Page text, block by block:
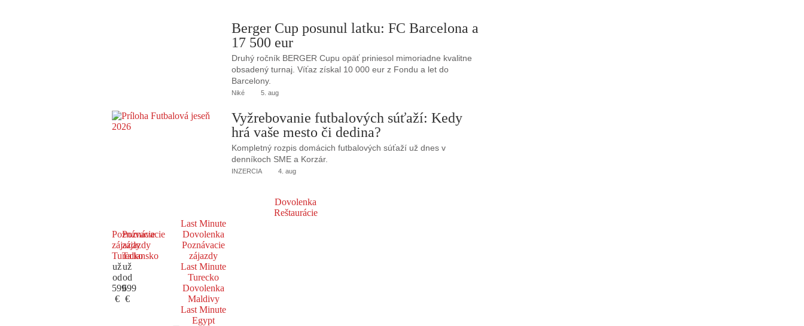
Berger Cup posunul latku: FC Barcelona a
17 500 eur
Druhý ročník BERGER Cupu opäť priniesol mimoriadne kvalitne
obsadený turnaj. Víťaz získal 10 000 eur z Fondu a let do
Barcelony.
Niké 5. aug
Vyžrebovanie futbalových súťaží: Kedy
hrá vaše mesto či dedina?
Kompletný rozpis domácich futbalových súťaží už dnes v
denníkoch SME a Korzár.
INZERCIA 4. aug
Dovolenka
Reštaurácie
Poznávacie
zájazdy
Turecko
už
od
599
€
Poznávacie
zájazdy
Taliansko
už
od
699
€
Last Minute
Dovolenka
Poznávacie
zájazdy
Last Minute
Turecko
Dovolenka
Maldivy
Last Minute
Egypt